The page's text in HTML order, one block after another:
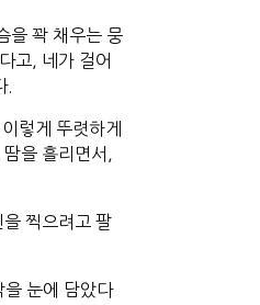
을 꽉 채우는 뭉
고, 네가 걸어
.
렇게 뚜렷하게
을 흘리면서,
찍으려고 팔
을 눈에 담았다